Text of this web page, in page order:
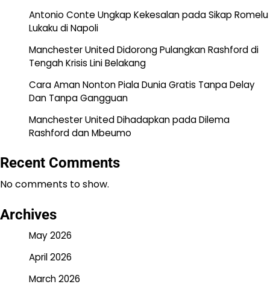
Antonio Conte Ungkap Kekesalan pada Sikap Romelu
Lukaku di Napoli
Manchester United Didorong Pulangkan Rashford di
Tengah Krisis Lini Belakang
Cara Aman Nonton Piala Dunia Gratis Tanpa Delay
Dan Tanpa Gangguan
Manchester United Dihadapkan pada Dilema
Rashford dan Mbeumo
Recent Comments
No comments to show.
Archives
May 2026
April 2026
March 2026